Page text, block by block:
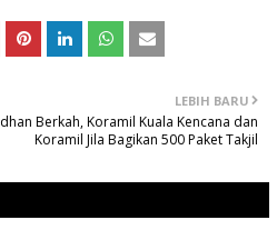
LEBIH BARU
Berkah, Koramil Kuala Kencana dan
Koramil Jila Bagikan 500 Paket Takjil